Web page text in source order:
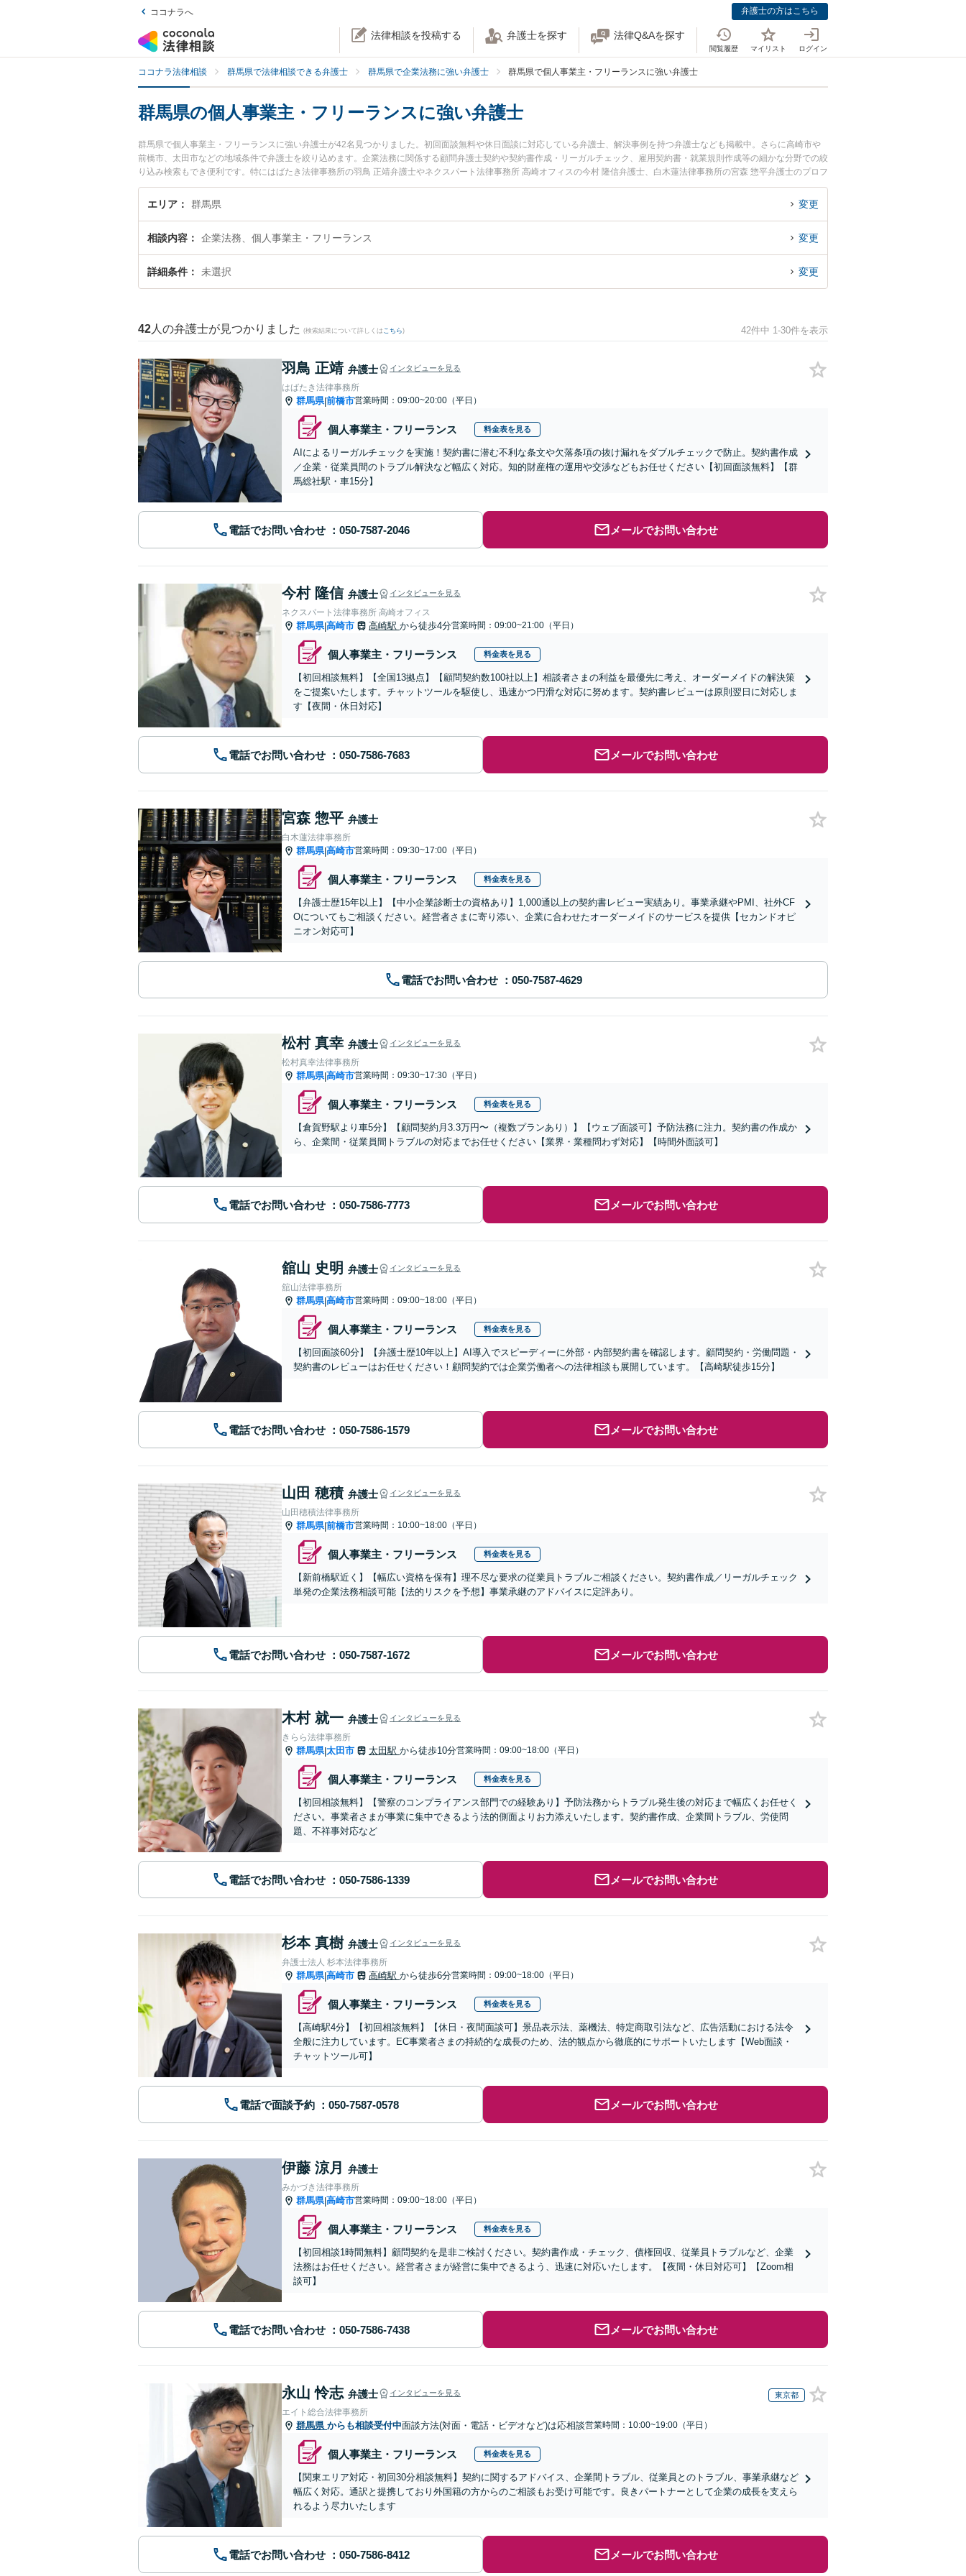
ココナラへ 弁護士の方はこちら
法律相談を投稿する 弁護士を探す 法律Q&Aを探す
閲覧履歴 マイリスト ログイン
ココナラ法律相談 群馬県で法律相談できる弁護士 群馬県で企業法務に強い弁護士 群馬県で個人事業主・フリーランスに強い弁護士
群馬県の個人事業主・フリーランスに強い弁護士
群馬県で個人事業主・フリーランスに強い弁護士が42名見つかりました。初回面談無料や休日面談に対応している弁護士、解決事例を持つ弁護士なども掲載中。さらに高崎市や
前橋市、太田市などの地域条件で弁護士を絞り込めます。企業法務に関係する顧問弁護士契約や契約書作成・リーガルチェック、雇用契約書・就業規則作成等の細かな分野での絞
り込み検索もでき便利です。特にはばたき法律事務所の羽鳥 正靖弁護士やネクスパート法律事務所 高崎オフィスの今村 隆信弁護士、白木蓮法律事務所の宮森 惣平弁護士のプロフ
ィール情報や弁護士費用、強みなどが注目されています。『群馬県で土日や夜間に発生した個人事業主・フリーランスのトラブルを今すぐに弁護士に相談したい』『個人事業主・
フリーランスのトラブル解決の実績豊富な近くの弁護士を検索したい』『初回相談無料で個人事業主・フリーランスを法律相談できる群馬県内の弁護士に相談予約したい』などで
エリア 群馬県 変更
相談内容 企業法務、個人事業主・フリーランス 変更
詳細条件 未選択 変更
42 人の弁護士が見つかりました (検索結果について詳しくは こちら) 42件中 1-30件を表示
羽鳥 正靖 弁護士 インタビューを見る
はばたき法律事務所
群馬県|前橋市営業時間：09:00~20:00（平日）
個人事業主・フリーランス 料金表を見る
AIによるリーガルチェックを実施！契約書に潜む不利な条文や欠落条項の抜け漏れをダブルチェックで防止。契約書作成
／企業・従業員間のトラブル解決など幅広く対応。知的財産権の運用や交渉などもお任せください【初回面談無料】【群
馬総社駅・車15分】
電話でお問い合わせ メールでお問い合わせ
今村 隆信 弁護士 インタビューを見る
ネクスパート法律事務所 高崎オフィス
群馬県|高崎市 高崎駅 から徒歩4分営業時間：09:00~21:00（平日）
個人事業主・フリーランス 料金表を見る
【初回相談無料】【全国13拠点】【顧問契約数100社以上】相談者さまの利益を最優先に考え、オーダーメイドの解決策
をご提案いたします。チャットツールを駆使し、迅速かつ円滑な対応に努めます。契約書レビューは原則翌日に対応しま
す【夜間・休日対応】
電話でお問い合わせ メールでお問い合わせ
宮森 惣平 弁護士
白木蓮法律事務所
群馬県|高崎市営業時間：09:30~17:00（平日）
個人事業主・フリーランス 料金表を見る
【弁護士歴15年以上】【中小企業診断士の資格あり】1,000通以上の契約書レビュー実績あり。事業承継やPMI、社外CF
Oについてもご相談ください。経営者さまに寄り添い、企業に合わせたオーダーメイドのサービスを提供【セカンドオピ
ニオン対応可】
電話でお問い合わせ
松村 真幸 弁護士 インタビューを見る
松村真幸法律事務所
群馬県|高崎市営業時間：09:30~17:30（平日）
個人事業主・フリーランス 料金表を見る
【倉賀野駅より車5分】【顧問契約月3.3万円〜（複数プランあり）】【ウェブ面談可】予防法務に注力。契約書の作成か
ら、企業間・従業員間トラブルの対応までお任せください【業界・業種問わず対応】【時間外面談可】
電話でお問い合わせ メールでお問い合わせ
舘山 史明 弁護士 インタビューを見る
舘山法律事務所
群馬県|高崎市営業時間：09:00~18:00（平日）
個人事業主・フリーランス 料金表を見る
【初回面談60分】【弁護士歴10年以上】AI導入でスピーディーに外部・内部契約書を確認します。顧問契約・労働問題・
契約書のレビューはお任せください！顧問契約では企業労働者への法律相談も展開しています。【高崎駅徒歩15分】
電話でお問い合わせ メールでお問い合わせ
山田 穂積 弁護士 インタビューを見る
山田穂積法律事務所
群馬県|前橋市営業時間：10:00~18:00（平日）
個人事業主・フリーランス 料金表を見る
【新前橋駅近く】【幅広い資格を保有】理不尽な要求の従業員トラブルご相談ください。契約書作成／リーガルチェック
単発の企業法務相談可能【法的リスクを予想】事業承継のアドバイスに定評あり。
電話でお問い合わせ メールでお問い合わせ
木村 就一 弁護士 インタビューを見る
きらら法律事務所
群馬県|太田市 太田駅 から徒歩10分営業時間：09:00~18:00（平日）
個人事業主・フリーランス 料金表を見る
【初回相談無料】【警察のコンプライアンス部門での経験あり】予防法務からトラブル発生後の対応まで幅広くお任せく
ださい。事業者さまが事業に集中できるよう法的側面よりお力添えいたします。契約書作成、企業間トラブル、労使問
題、不祥事対応など
電話でお問い合わせ メールでお問い合わせ
杉本 真樹 弁護士 インタビューを見る
弁護士法人 杉本法律事務所
群馬県|高崎市 高崎駅 から徒歩6分営業時間：09:00~18:00（平日）
個人事業主・フリーランス 料金表を見る
【高崎駅4分】【初回相談無料】【休日・夜間面談可】景品表示法、薬機法、特定商取引法など、広告活動における法令
全般に注力しています。EC事業者さまの持続的な成長のため、法的観点から徹底的にサポートいたします【Web面談・
チャットツール可】
電話で面談予約 メールでお問い合わせ
伊藤 涼月 弁護士
みかづき法律事務所
群馬県|高崎市営業時間：09:00~18:00（平日）
個人事業主・フリーランス 料金表を見る
【初回相談1時間無料】顧問契約を是非ご検討ください。契約書作成・チェック、債権回収、従業員トラブルなど、企業
法務はお任せください。経営者さまが経営に集中できるよう、迅速に対応いたします。【夜間・休日対応可】【Zoom相
談可】
電話でお問い合わせ メールでお問い合わせ
永山 怜志 弁護士 インタビューを見る 東京都
エイト総合法律事務所
群馬県 からも相談受付中面談方法(対面・電話・ビデオなど)は応相談営業時間：10:00~19:00（平日）
個人事業主・フリーランス 料金表を見る
【関東エリア対応・初回30分相談無料】契約に関するアドバイス、企業間トラブル、従業員とのトラブル、事業承継など
幅広く対応。通訳と提携しており外国籍の方からのご相談もお受け可能です。良きパートナーとして企業の成長を支えら
れるよう尽力いたします
電話でお問い合わせ メールでお問い合わせ